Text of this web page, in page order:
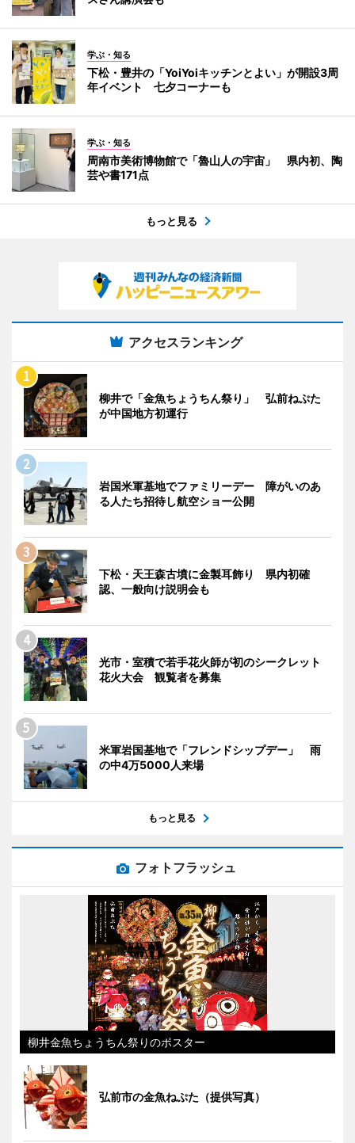
学ぶ・知る
下松・豊井の「YoiYoiキッチンとよい」が開設3周
年イベント 七夕コーナーも
学ぶ・知る
周南市美術博物館で「魯山人の宇宙」 県内初、陶
芸や書171点
もっと見る
アクセスランキング
柳井で「金魚ちょうちん祭り」 弘前ねぷた
が中国地方初運行
岩国米軍基地でファミリーデー 障がいのあ
る人たち招待し航空ショー公開
下松・天王森古墳に金製耳飾り 県内初確
認、一般向け説明会も
光市・室積で若手花火師が初のシークレット
花火大会 観覧者を募集
米軍岩国基地で「フレンドシップデー」 雨
の中4万5000人来場
もっと見る
フォトフラッシュ
柳井金魚ちょうちん祭りのポスター
弘前市の金魚ねぷた（提供写真）